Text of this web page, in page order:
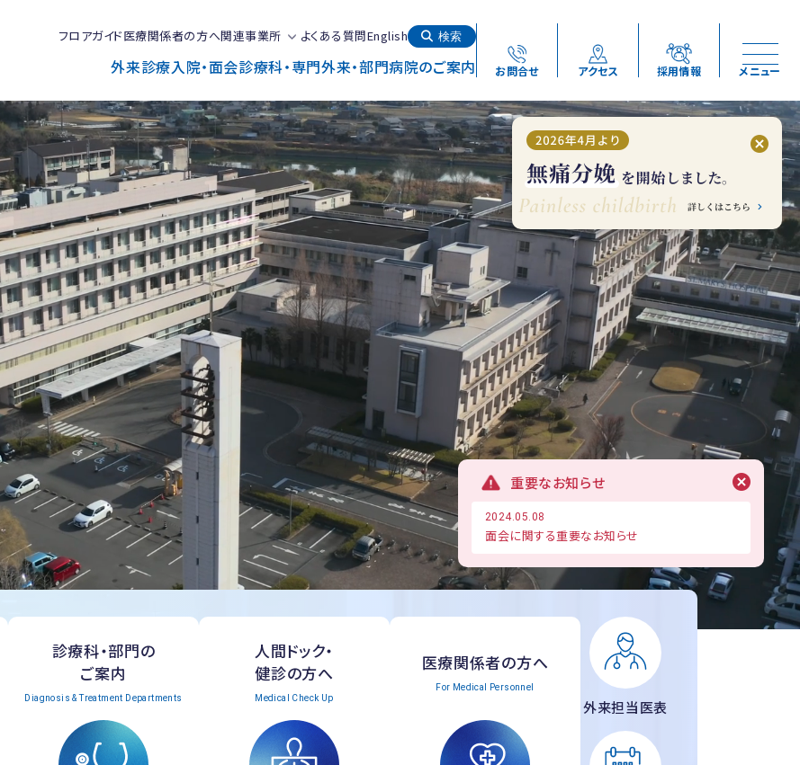
フロアガイド医療関係者の方へ関連事業所 よくある質問English 検索
外来診療入院・面会診療科・専門外来・部門病院のご案内 お問合せ アクセス 採用情報 メニュー
重要なお知らせ
2024.05.08
面会に関する重要なお知らせ
診療科・部門の
ご案内
Diagnosis & Treatment Departments
人間ドック・
健診の方へ
Medical Check Up
医療関係者の方へ
For Medical Personnel
外来担当医表